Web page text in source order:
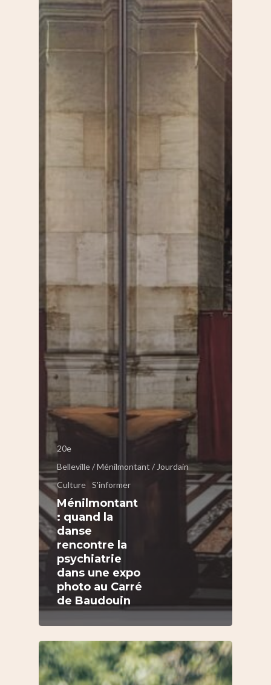
20e
Belleville / Ménilmontant / Jourdain
Culture S'informer
Ménilmontant
: quand la
danse
rencontre la
psychiatrie
dans une expo
photo au Carré
de Baudouin